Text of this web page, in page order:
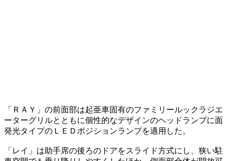
「ＲＡＹ」の前面部は起亜車固有のファミリールックラジエ
ーターグリルとともに個性的なデザインのヘッドランプに面
発光タイプのＬＥＤポジションランプを適用した。
「レイ」は助手席の後ろのドアをスライド方式にし、狭い駐